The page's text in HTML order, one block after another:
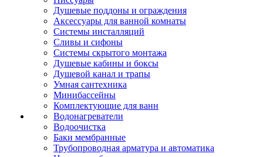
Душевые поддоны и ограждения
Аксессуары для ванной комнаты
Системы инсталляций
Сливы и сифоны
Системы скрытого монтажа
Душевые кабины и боксы
Душевой канал и трапы
Умная сантехника
Минибассейны
Комплектующие для ванн
Водонагреватели
Водоочистка
Баки мембранные
Трубопроводная арматура и автоматика